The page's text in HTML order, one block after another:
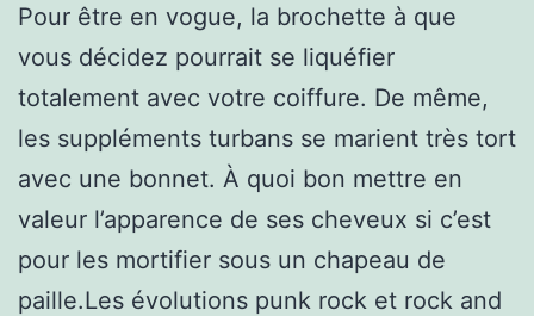
Pour être en vogue, la brochette à que
vous décidez pourrait se liquéfier
totalement avec votre coiffure. De même,
les suppléments turbans se marient très tort
avec une bonnet. À quoi bon mettre en
valeur l’apparence de ses cheveux si c’est
pour les mortifier sous un chapeau de
paille.Les évolutions punk rock et rock and